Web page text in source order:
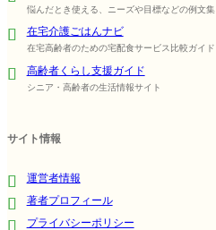
悩んだとき使える、ニーズや目標などの例文集
在宅介護ごはんナビ
在宅高齢者のための宅配食サービス比較ガイド
高齢者くらし支援ガイド
シニア・高齢者の生活情報サイト
サイト情報
運営者情報
著者プロフィール
プライバシーポリシー